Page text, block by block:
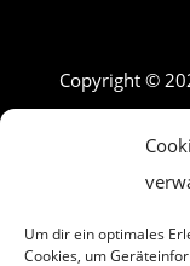
Um dir ein optimales
Cookies, um
Copyright ©